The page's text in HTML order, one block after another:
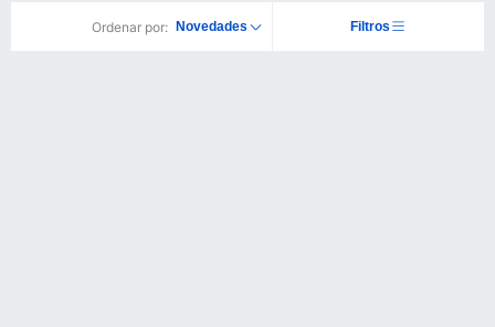
Ordenar por: Novedades Filtros